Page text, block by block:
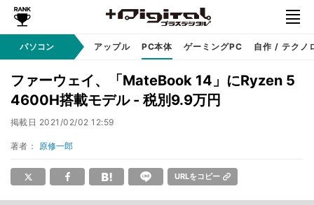
パソコンWindows アップル PC本体 ゲーミングPC 自作 / テクノ
ファーウェイ、「MateBook 14」にRyzen 5
4600H搭載モデル - 税別9.9万円
掲載日 2021/02/02 12:59
著者： 原修一郎
URLをコピー